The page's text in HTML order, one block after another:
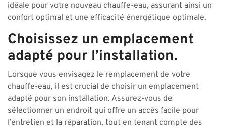
idéale pour votre nouveau chauffe-eau, assurant ainsi un
confort optimal et une efficacité énergétique optimale.
Choisissez un emplacement
adapté pour l’installation.
Lorsque vous envisagez le remplacement de votre
chauffe-eau, il est crucial de choisir un emplacement
adapté pour son installation. Assurez-vous de
sélectionner un endroit qui offre un accès facile pour
l’entretien et la réparation, tout en tenant compte des